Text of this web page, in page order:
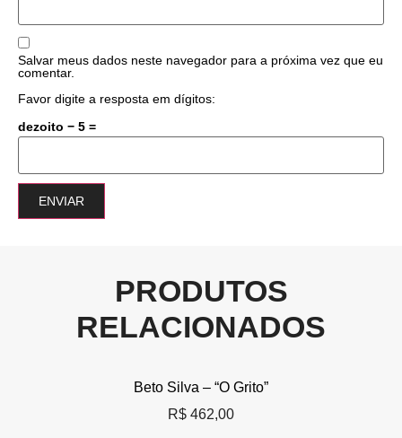
Salvar meus dados neste navegador para a próxima vez que eu
comentar.
Favor digite a resposta em dígitos:
dezoito − 5 =
PRODUTOS
RELACIONADOS
Beto Silva – “O Grito”
R$ 462,00